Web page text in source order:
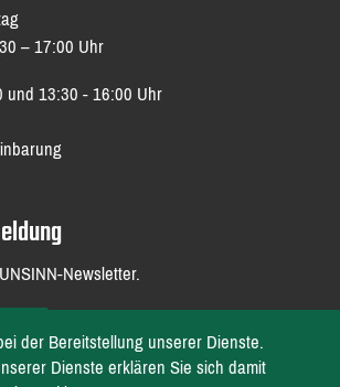
– 17:00 Uhr
13:30 - 16:00 Uhr
Newsletter.
der Bereitstellung unserer Dienste.
Dienste erklären Sie sich damit